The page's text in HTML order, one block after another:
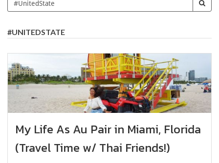
#UNITEDSTATE
My Life As Au Pair in Miami, Florida
(Travel Time w/ Thai Friends!)